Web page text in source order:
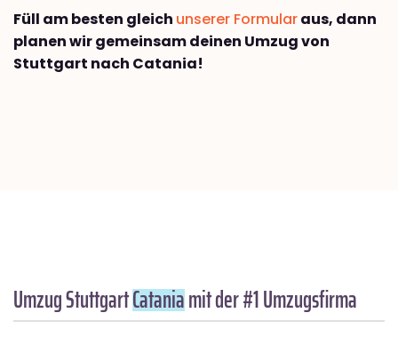
Füll am besten gleich unserer Formularaus, dann
planen wir gemeinsam deinen Umzug von
Stuttgart nach Catania!
Umzug StuttgartCataniamit der #1 Umzugsfirma